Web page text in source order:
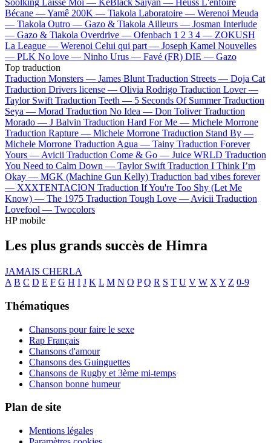
Bécane —Yamê 200K — Tiakola Laboratoire — Werenoi Meuda
— Tiakola Outro — Gazo & Tiakola Ailleurs — Josman Interlude
— Gazo & Tiakola Overdrive — Ofenbach 1 2 3 4 — ZOKUSH
La League — Werenoi Celui qui part — Joseph Kamel Nouvelles
— PLK No love — Ninho Urus — Favé (FR) DIE — Gazo
Top traduction
Traduction Monsters — James Blunt Traduction Streets — Doja Cat
Traduction Drivers license — Olivia Rodrigo Traduction Lover —
Taylor Swift Traduction Teeth — 5 Seconds Of Summer Traduction
Seya — Morad Traduction No Idea — Don Toliver Traduction
Morado — J Balvin Traduction Hard For Me — Michele Morrone
Traduction Rapture — Michele Morrone Traduction Stand By —
Michele Morrone Traduction Agua — Tainy Traduction Forever
Yours — Avicii Traduction Come & Go — Juice WRLD Traduction
You Need to Calm Down — Taylor Swift Traduction I Think I’m
Okay — MGK (Machine Gun Kelly) Traduction bad vibes forever
— XXXTENTACION Traduction If You're Too Shy (Let Me
Know) — The 1975 Traduction Tough Love — Avicii Traduction
Lovefool — Twocolors
HP mobile
Les plus grands succès de Himra
JAMAIS CHERLA
A B C D E F G H I J K L M N O P Q R S T U V W X Y Z 0-9
Thématiques
Chansons pour faire le sexe
Rap Français
Chansons d'amour
Chansons des Guinguettes
Chansons de Rugby et 3ème mi-temps
Chanson bonne humeur
Plan de site
Mentions légales